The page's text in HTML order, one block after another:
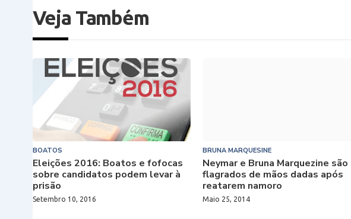
Veja Também
BOATOS
Eleições 2016: Boatos e fofocas
sobre candidatos podem levar à
prisão
Setembro 10, 2016
BRUNA MARQUESINE
Neymar e Bruna Marquezine são
flagrados de mãos dadas após
reatarem namoro
Maio 25, 2014